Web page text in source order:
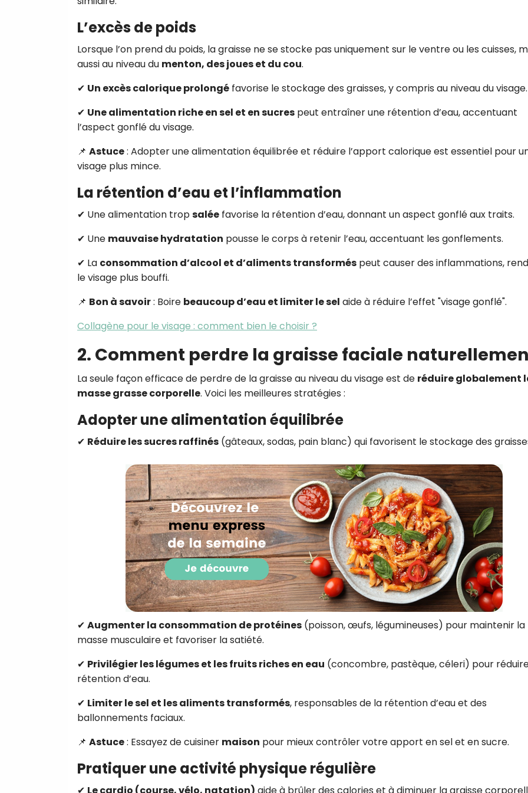
L’excès de poids
Lorsque l’on prend du poids, la graisse ne se stocke pas uniquement sur le ventre ou les cuisses,
aussi au niveau du menton, des joues et du cou.
✔ Un excès calorique prolongé favorise le stockage des graisses, y compris au niveau du visage.
✔ Une alimentation riche en sel et en sucres peut entraîner une rétention d’eau, accentuant
l’aspect gonflé du visage.
📌 Astuce: Adopter une alimentation équilibrée et réduire l’apport calorique est essentiel pour
visage plus mince.
La rétention d’eau et l’inflammation
✔ Une alimentation tropsalée favorise la rétention d’eau, donnant un aspect gonflé aux traits.
✔ Une mauvaise hydratation pousse le corps à retenir l’eau, accentuant les gonflements.
✔ La consommation d’alcool et d’aliments transformés peut causer des inflammations,
le visage plus bouffi.
📌 Bon à savoir: Boire beaucoup d’eau et limiter le sel aide à réduire l’effet "visage gonflé".
Collagène pour le visage : comment bien le choisir ?
2. Comment perdre la graisse faciale
La seule façon efficace de perdre de la graisse au niveau du visage est de réduire globalement
masse grasse corporelle. Voici les meilleures stratégies :
Adopter une alimentation équilibrée
✔ Réduire les sucres raffinés (gâteaux, sodas, pain blanc) qui favorisent le stockage des
✔ Augmenter la consommation de protéines (poisson, œufs, légumineuses) pour maintenir la
masse musculaire et favoriser la satiété.
✔ Privilégier les légumes et les fruits riches en eau (concombre, pastèque, céleri) pour
rétention d’eau.
✔ Limiter le sel et les aliments transformés, responsables de la rétention d’eau et des
ballonnements faciaux.
📌 Astuce: Essayez de cuisiner maison pour mieux contrôler votre apport en sel et en sucre.
Pratiquer une activité physique régulière
✔ Le cardio (course, vélo, natation) aide à brûler des calories et à diminuer la graisse